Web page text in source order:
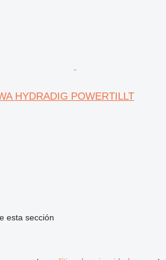
HYDRADIG POWERTILLT
esta sección